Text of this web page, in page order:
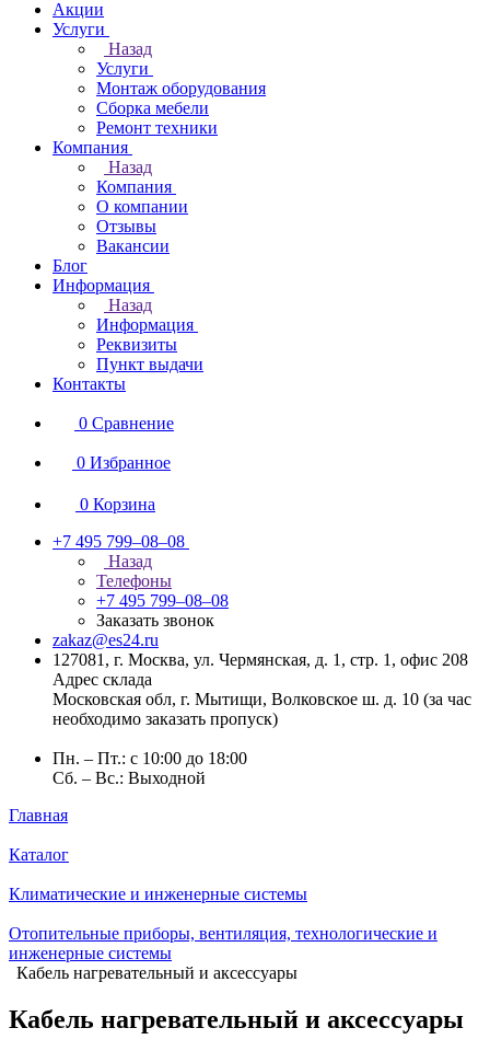
Акции
Услуги
Назад
Услуги
Монтаж оборудования
Сборка мебели
Ремонт техники
Компания
Назад
Компания
О компании
Отзывы
Вакансии
Блог
Информация
Назад
Информация
Реквизиты
Пункт выдачи
Контакты
0 Сравнение
0 Избранное
0 Корзина
+7 495 799–08–08
Назад
Телефоны
+7 495 799–08–08
Заказать звонок
zakaz@es24.ru
127081, г. Москва, ул. Чермянская, д. 1, стр. 1, офис 208
Адрес склада
Московская обл, г. Мытищи, Волковское ш. д. 10 (за час
необходимо заказать пропуск)
Пн. – Пт.: с 10:00 до 18:00
Сб. – Вс.: Выходной
Главная
Каталог
Климатические и инженерные системы
Отопительные приборы, вентиляция, технологические и
инженерные системы
Кабель нагревательный и аксессуары
Кабель нагревательный и аксессуары